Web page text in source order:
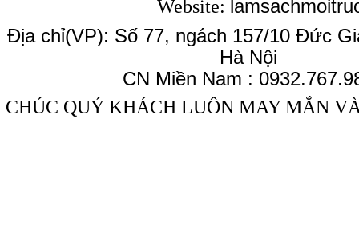
Website:
Địa chỉ(VP): Số 77, ngách 157/10 Đức
Hà Nội
CN Miền Nam :
CHÚC QUÝ KHÁCH LUÔN MAY MẮN